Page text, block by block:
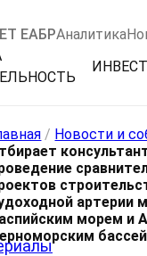
ЕАБРАналитика
/ Новости и
артерии
морем и